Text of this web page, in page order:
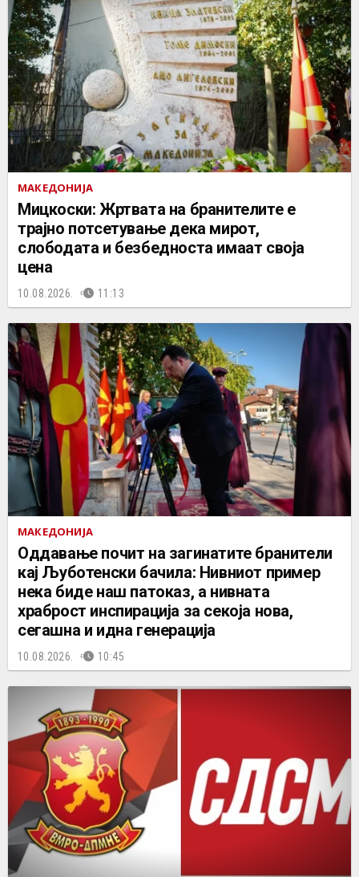
МАКЕДОНИЈА
Мицкоски: Жртвата на бранителите е
трајно потсетување дека мирот,
слободата и безбедноста имаат своја
цена
10.08.2026. 11:13
МАКЕДОНИЈА
Оддавање почит на загинатите бранители
кај Љуботенски бачила: Нивниот пример
нека биде наш патоказ, а нивната
храброст инспирација за секоја нова,
сегашна и идна генерација
10.08.2026. 10:45